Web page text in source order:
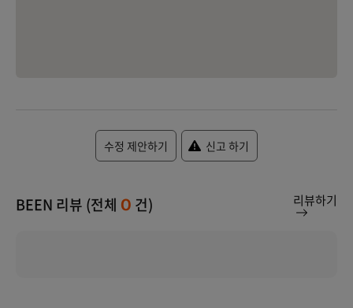
수정 제안하기 신고 하기
BEEN 리뷰 (전체 0 건) 리뷰하기